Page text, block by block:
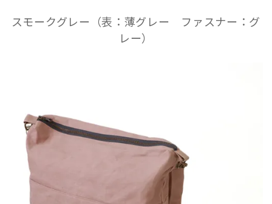
スモークグレー（表：薄グレー ファスナー：グ
レー）